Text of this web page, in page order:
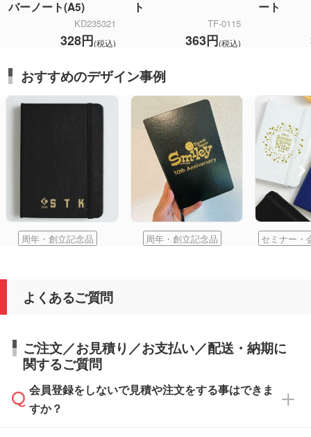
バーノート(A5)
KD235321
328円(税込)
ト
TF-0115
363円(税込)
ート
おすすめのデザイン事例
周年・創立記念品 周年・創立記念品 セミナー・
よくあるご質問
ご注文／お見積り／お支払い／配送・納期に
関するご質問
会員登録をしないで見積や注文をする事はできま
すか？